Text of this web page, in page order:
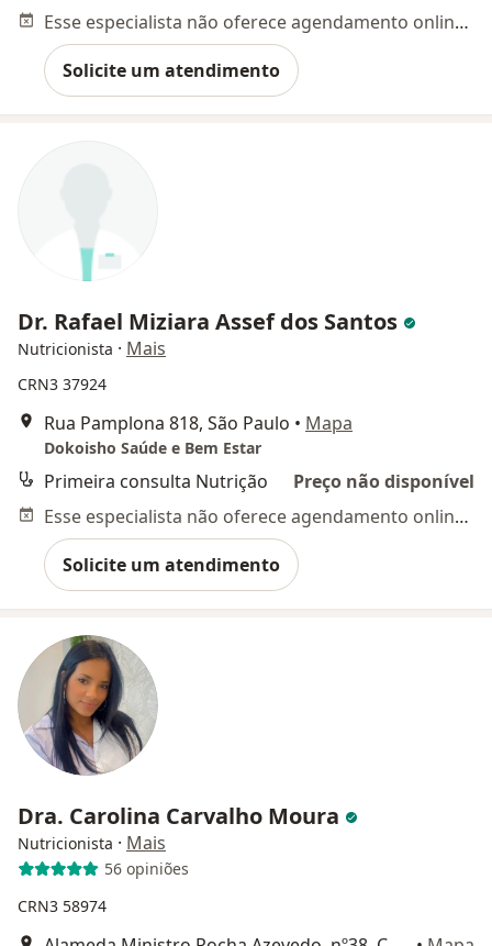
Esse especialista não oferece agendamento online para esse endereço.
Solicite um atendimento
Dr. Rafael Miziara Assef dos Santos
Nutricionista · Mais
CRN3 37924
Rua Pamplona 818, São Paulo • Mapa
Dokoisho Saúde e Bem Estar
Primeira consulta Nutrição
Preço não disponível
Esse especialista não oferece agendamento online para esse endereço.
Solicite um atendimento
Dra. Carolina Carvalho Moura
Nutricionista · Mais
56 opiniões
CRN3 58974